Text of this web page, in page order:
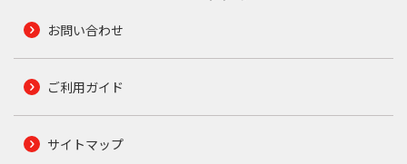
お問い合わせ
ご利用ガイド
サイトマップ